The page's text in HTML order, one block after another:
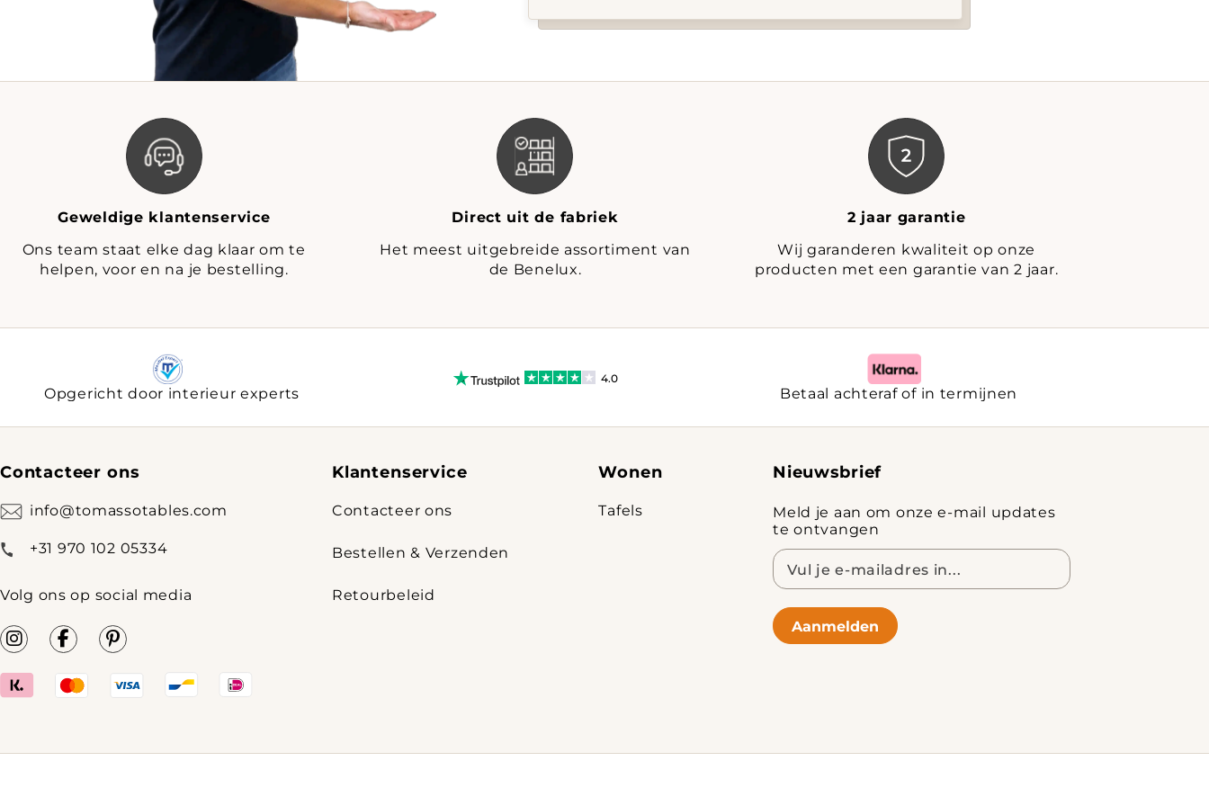
Geweldige klantenservice
Ons team staat elke dag klaar om te
helpen, voor en na je bestelling.
Direct uit de fabriek
Het meest uitgebreide assortiment van
de Benelux.
2 jaar garantie
Wij garanderen kwaliteit op onze
producten met een garantie van 2 jaar.
Opgericht door interieur experts
4.0
Betaal achteraf of in termijnen
Contacteer ons
info@tomassotables.com
+31 970 102 05334
Volg ons op social media
Klantenservice
Contacteer ons
Bestellen & Verzenden
Retourbeleid
Wonen
Tafels
Nieuwsbrief
Meld je aan om onze e-mail updates
te ontvangen
E-
mailadres
Aanmelden